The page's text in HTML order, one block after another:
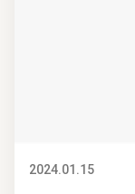
2024.01.15